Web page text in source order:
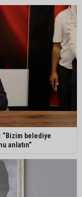
Parkı’nda bakım
Yüreğir çıkışı:
ne yaptınız?
“Bizim belediye
anlatın”